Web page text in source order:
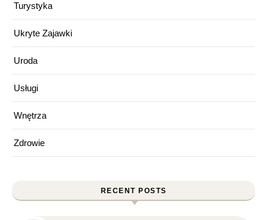
Turystyka
Ukryte Zajawki
Uroda
Usługi
Wnętrza
Zdrowie
RECENT POSTS